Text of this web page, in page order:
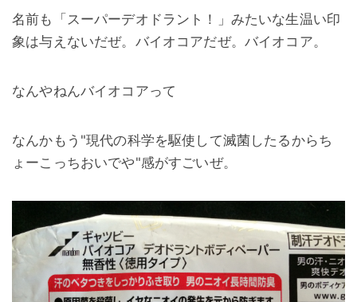
名前も「 スーパーデオドラント！
」みたいな生温い印
象は与えないだぜ。 バイオコアだぜ。 バイオコア。
なんやねんバイオコアって
なんかもう "現代の科学を駆使して滅菌したるからち
ょーこっちおいでや"感がすごいぜ。